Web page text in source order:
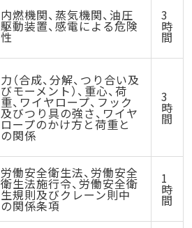
内燃機関、蒸気機関、油圧
駆動装置、感電による危険
性
3
時
間
力（合成、分解、つり合い及
びモーメント）、重心、荷
重、ワイヤロープ、フック
及びつり具の強さ、ワイヤ
ロープのかけ方と荷重と
の関係
3
時
間
労働安全衛生法、労働安全
衛生法施行令、労働安全衛
生規則及びクレーン則中
の関係条項
1
時
間